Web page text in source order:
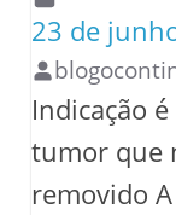
23 de
Indicação
tumor que
removido